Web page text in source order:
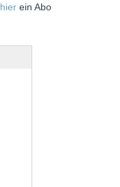
hier ein Abo